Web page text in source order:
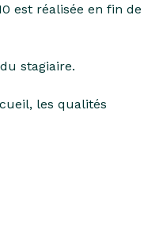
est réalisée en fin de
stagiaire.
les qualités